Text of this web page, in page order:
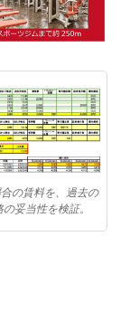
の賃料を、過去の
妥当性を検証。